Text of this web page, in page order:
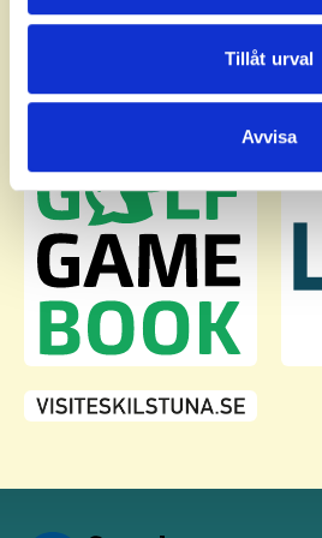
annons- och analysföretag som vi
Dessa kan i sin tur kombinera
Tillåt urval
Avvisa